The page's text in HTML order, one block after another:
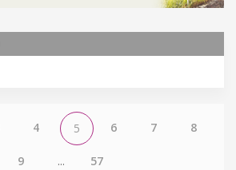
4 5 6 7 8
9 ... 57